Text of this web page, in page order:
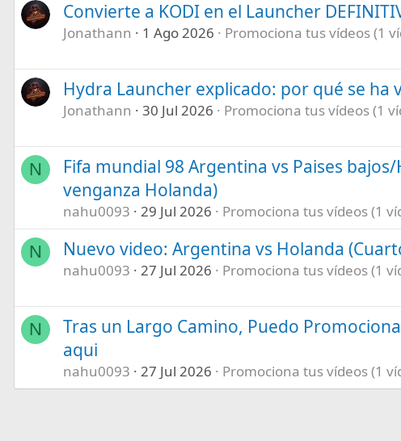
Convierte a KODI en el Launcher
Jonathann 1 Ago 2026 Promociona tus vídeos (1
Hydra Launcher explicado: por qué se ha
Jonathann 30 Jul 2026 Promociona tus vídeos (1
N
Fifa mundial 98 Argentina vs Paises
venganza Holanda)
nahu0093 29 Jul 2026 Promociona tus vídeos (1
N Nuevo video: Argentina vs Holanda
nahu0093 27 Jul 2026 Promociona tus vídeos (1
N
Tras un Largo Camino, Puedo
aqui
nahu0093 27 Jul 2026 Promociona tus vídeos (1